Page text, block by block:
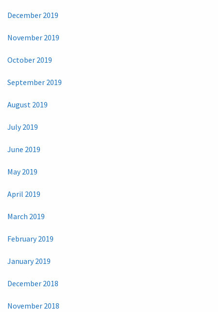
December 2019
November 2019
October 2019
September 2019
August 2019
July 2019
June 2019
May 2019
April 2019
March 2019
February 2019
January 2019
December 2018
November 2018